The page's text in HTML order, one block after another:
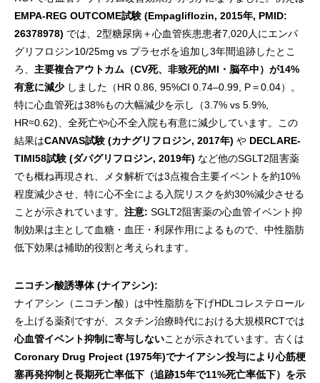
EMPA-REG OUTCOME試験 (Empagliflozin, 2015年, PMID:
26378978) では、2型糖尿病＋心血管疾患患者7,020人にエンパ
グリフロジン10/25mg vs プラセボを追加し3年間追跡したとこ
ろ、 主要複合アウトカム（CV死、非致死的MI・脳卒中）が14%
有意に減少しました（HR 0.86, 95%CI 0.74–0.99, P＝0.04）。
特に心血管死は38%もの大幅減少を示し（3.7% vs 5.9%,
HR≈0.62)、全死亡や心不全入院も有意に減少しています。この
結果はCANVAS試験 (カナグリフロジン, 2017年) や DECLARE-
TIMI58試験 (ダパグリフロジン, 2019年) など他のSGLT2阻害薬
でも概ね再現され、メタ解析では3点複合主要イベントを約10%
程度減少させ、特に心不全による入院リスクを約30%減少させる
ことが示されています。 注意: SGLT2阻害薬の心血管イベント抑
制効果は主として血糖・血圧・利尿作用によるもので、中性脂肪
低下効果は補助的役割と考えられます。
ニコチン酸誘導体 (ナイアシン):
ナイアシン（ニコチン酸）は中性脂肪を下げHDLコレステロール
を上げる薬剤ですが、スタチン治療時代における大規模RCTでは
心血管イベント抑制に寄与しないことが示されています。古くは
Coronary Drug Project (1975年)でナイアシン投与により心筋梗
塞再発抑制と長期死亡率低下（追跡15年で11%死亡率低下）を示